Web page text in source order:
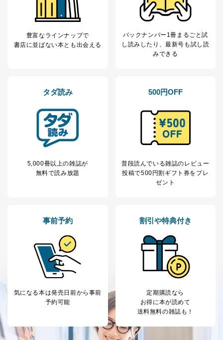
豊富なラインナップで
書店に並ばない本とも出会える
バックナンバー1冊まるごと試
し読み したり、最新号も試し読
みできる
タダ読み
5,000冊以上の雑誌が
無料で読み放題
500円OFF
普段読んでいる雑誌のレビュー
投稿で500円割ギフト券をプレ
ゼント
事前予約
気になる本は発売日前から事前
予約可能
割引や特典付き
定期購読なら
お得に本が読めて
送料無料の雑誌も！